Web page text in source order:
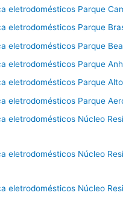
eletrodomésticos Parque
eletrodomésticos Parque
eletrodomésticos Parque
eletrodomésticos Parque
eletrodomésticos Parque
eletrodomésticos Parque
eletrodomésticos Núcleo
eletrodomésticos Núcleo
eletrodomésticos Núcleo